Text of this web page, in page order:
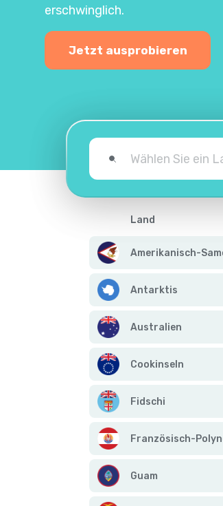
erschwinglich.
Jetzt ausprobieren
Land
Amerikanisch-
Antarktis
Australien
Cookinseln
Fidschi
Französisch-
Guam